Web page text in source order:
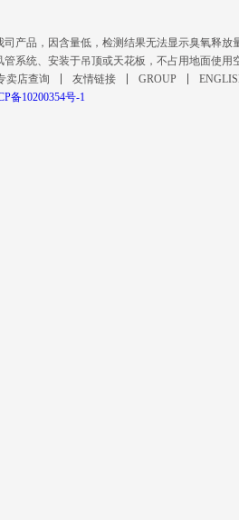
产品，因含量低，检测结果无法显示臭氧释放
系统、安装于吊顶或天花板，不占用地面使用
卖店查询 友情链接 GROUP
备10200354号-1